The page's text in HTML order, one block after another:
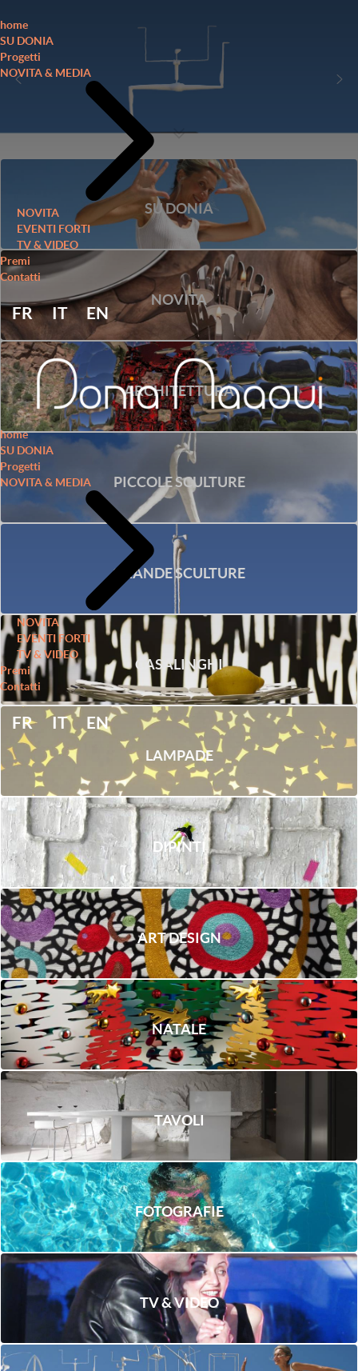
home
SU DONIA
Progetti
NOVITA & MEDIA
NOVITA
EVENTI FORTI
TV & VIDEO
Premi
Contatti
FR IT EN
home
SU DONIA
Progetti
NOVITA & MEDIA
NOVITA
EVENTI FORTI
TV & VIDEO
Premi
Contatti
FR IT EN
SU DONIA
NOVITA
ARCHITETTURA
PICCOLE SCULTURE
GRANDE SCULTURE
CASALINGHI
LAMPADE
DIPINTI
ART DESIGN
NATALE
TAVOLI
FOTOGRAFIE
TV & VIDEO